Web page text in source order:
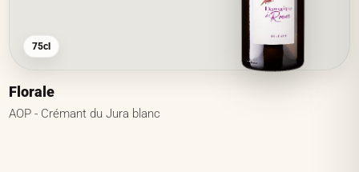
75cl
Florale
AOP - Crémant du Jura blanc